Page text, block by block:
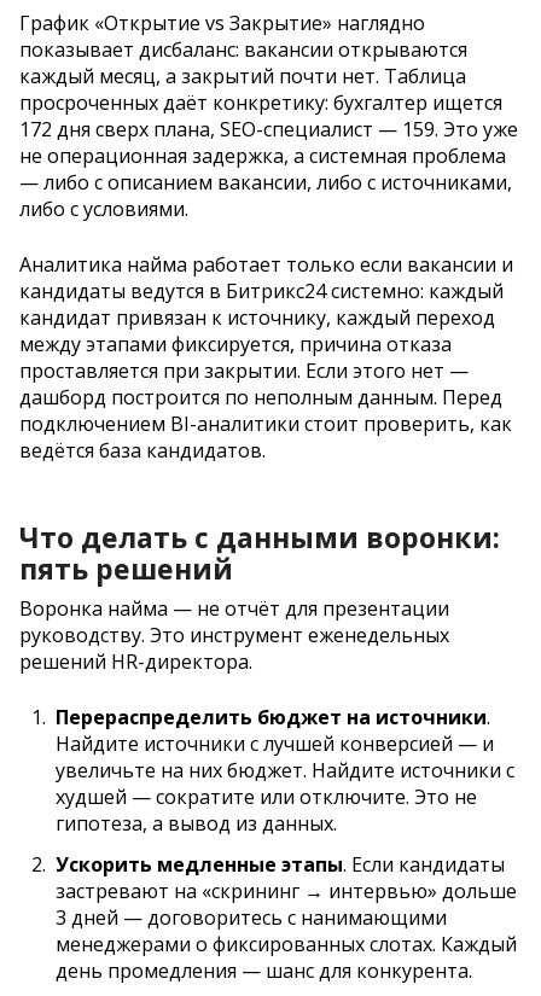
График «Открытие vs Закрытие» наглядно
показывает дисбаланс: вакансии открываются
каждый месяц, а закрытий почти нет. Таблица
просроченных даёт конкретику: бухгалтер ищется
172 дня сверх плана, SEO-специалист — 159. Это уже
не операционная задержка, а системная проблема
— либо с описанием вакансии, либо с источниками,
либо с условиями.
Аналитика найма работает только если вакансии и
кандидаты ведутся в Битрикс24 системно: каждый
кандидат привязан к источнику, каждый переход
между этапами фиксируется, причина отказа
проставляется при закрытии. Если этого нет —
дашборд построится по неполным данным. Перед
подключением BI-аналитики стоит проверить, как
ведётся база кандидатов.
Что делать с данными воронки:
пять решений
Воронка найма — не отчёт для презентации
руководству. Это инструмент еженедельных
решений HR-директора.
Перераспределить бюджет на источники.
Найдите источники с лучшей конверсией — и
увеличьте на них бюджет. Найдите источники с
худшей — сократите или отключите. Это не
гипотеза, а вывод из данных.
Ускорить медленные этапы. Если кандидаты
застревают на «скрининг → интервью» дольше
3 дней — договоритесь с нанимающими
менеджерами о фиксированных слотах. Каждый
день промедления — шанс для конкурента.